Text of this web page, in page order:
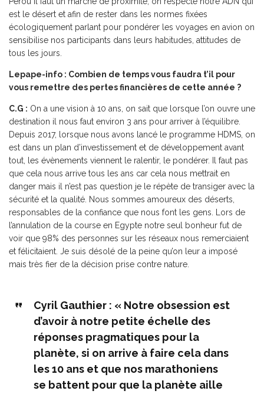
est le désert et afin de rester dans les normes fixées
écologiquement parlant pour pondérer les voyages en avion on
sensibilise nos participants dans leurs habitudes, attitudes de
tous les jours.
Lepape-info : Combien de temps vous faudra t’il pour
vous remettre des pertes financières de cette année ?
C.G : On a une vision à 10 ans, on sait que lorsque l’on ouvre une
destination il nous faut environ 3 ans pour arriver à l’équilibre.
Depuis 2017, lorsque nous avons lancé le programme HDMS, on
est dans un plan d’investissement et de développement avant
tout, les évènements viennent le ralentir, le pondérer. Il faut pas
que cela nous arrive tous les ans car cela nous mettrait en
danger mais il n’est pas question je le répète de transiger avec la
sécurité et la qualité. Nous sommes amoureux des déserts,
responsables de la confiance que nous font les gens. Lors de
l’annulation de la course en Egypte notre seul bonheur fut de
voir que 98% des personnes sur les réseaux nous remerciaient
et félicitaient. Je suis désolé de la peine qu’on leur a imposé
mais très fier de la décision prise contre nature.
Cyril Gauthier : « Notre obsession est
d’avoir à notre petite échelle des
réponses pragmatiques pour la
planète, si on arrive à faire cela dans
les 10 ans et que nos marathoniens
se battent pour que la planète aille